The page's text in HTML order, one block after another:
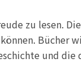
zu lesen.
Bücher
und